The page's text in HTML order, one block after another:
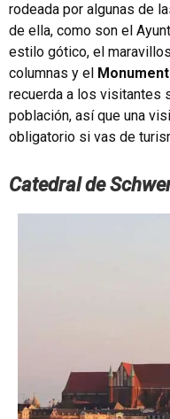
rodeada por algunas de
de ella, como son el
estilo gótico, el
columnas y el
recuerda a los visitantes
población, así que una
obligatorio si vas de
Catedral de